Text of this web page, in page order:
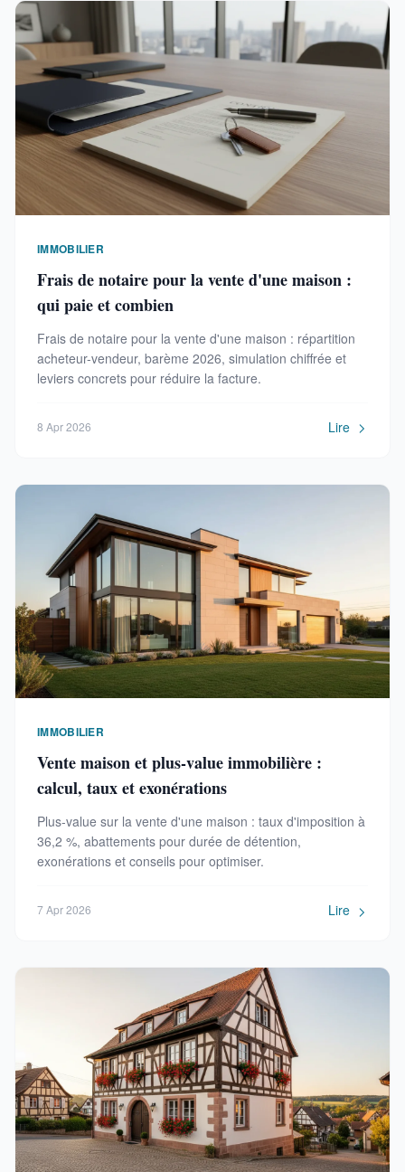
IMMOBILIER
Frais de notaire pour la vente d'une maison :
qui paie et combien
Frais de notaire pour la vente d'une maison : répartition
acheteur-vendeur, barème 2026, simulation chiffrée et
leviers concrets pour réduire la facture.
8 Apr 2026 Lire
IMMOBILIER
Vente maison et plus-value immobilière :
calcul, taux et exonérations
Plus-value sur la vente d'une maison : taux d'imposition à
36,2 %, abattements pour durée de détention,
exonérations et conseils pour optimiser.
7 Apr 2026 Lire